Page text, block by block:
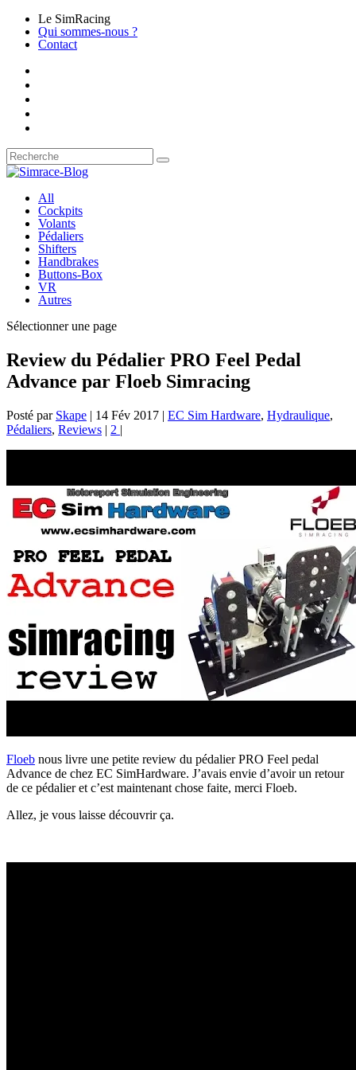
Le SimRacing
Qui sommes-nous ?
Contact
All
Cockpits
Volants
Pédaliers
Shifters
Handbrakes
Buttons-Box
VR
Autres
Sélectionner une page
Review du Pédalier PRO Feel Pedal
Advance par Floeb Simracing
Posté par Skape | 14 Fév 2017 | EC Sim Hardware, Hydraulique,
Pédaliers, Reviews | 2 |
Floeb nous livre une petite review du pédalier PRO Feel pedal
Advance de chez EC SimHardware. J’avais envie d’avoir un retour
de ce pédalier et c’est maintenant chose faite, merci Floeb.
Allez, je vous laisse découvrir ça.